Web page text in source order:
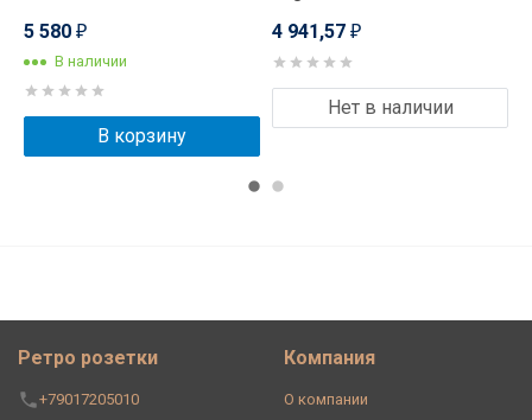
5 580 ₽
В наличии
В корзину
4 941,57 ₽
Нет в наличии
Ретро розетки
+79017205010
Компания
О компании